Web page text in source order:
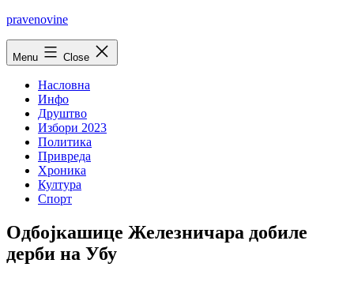
Skip
pravenovine
Menu Close
Насловна
Инфо
Друштво
Избори 2023
Политика
Привреда
Хроника
Култура
Спорт
Одбојкашице Железничара добиле
дерби на Убу